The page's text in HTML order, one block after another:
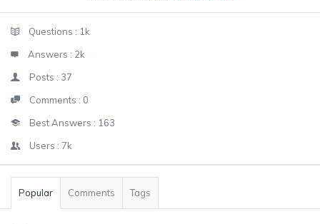
StatsQuestions : 1k
Answers : 2k
Posts : 37
Comments : 0
Best Answers : 163
Users : 7k
Popular Comments Tags